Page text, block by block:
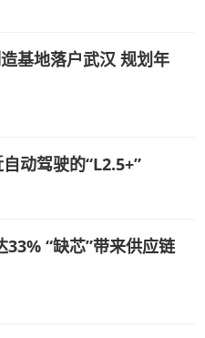
基地落户武汉 规划年
动驾驶的“L2.5+”
“缺芯”带来供应链